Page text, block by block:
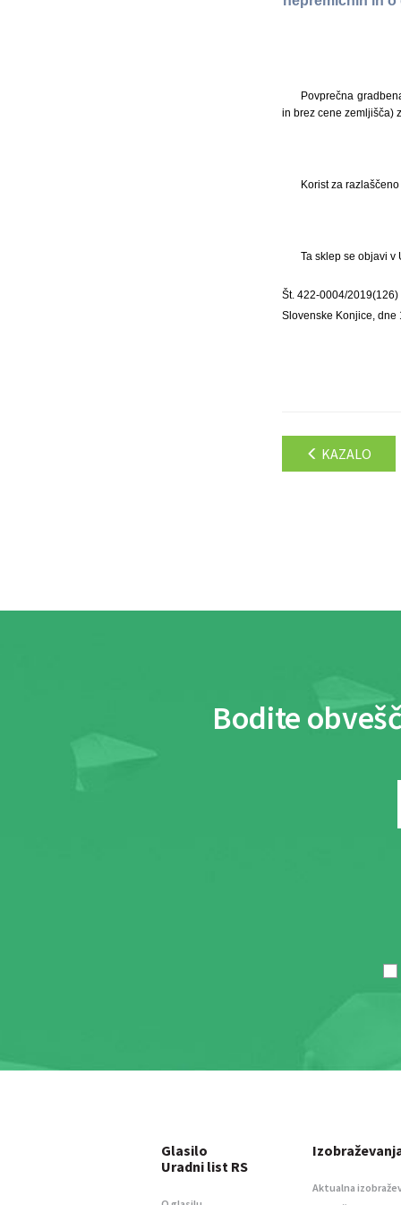
Povprečna
in brez cene zemljišča)
Korist za
Ta sklep se objavi
Št. 422-0004/2019(126)
Slovenske Konjice, dne
KAZALO
Bodite
Glasilo
Uradni list RS
Aktualna